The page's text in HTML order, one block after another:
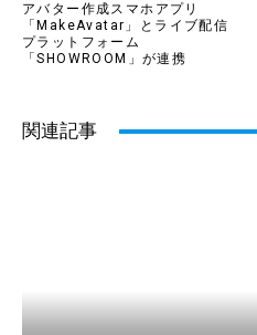
アバター作成スマホアプリ
「MakeAvatar」とライブ配信
プラットフォーム
「SHOWROOM」が連携
関連記事